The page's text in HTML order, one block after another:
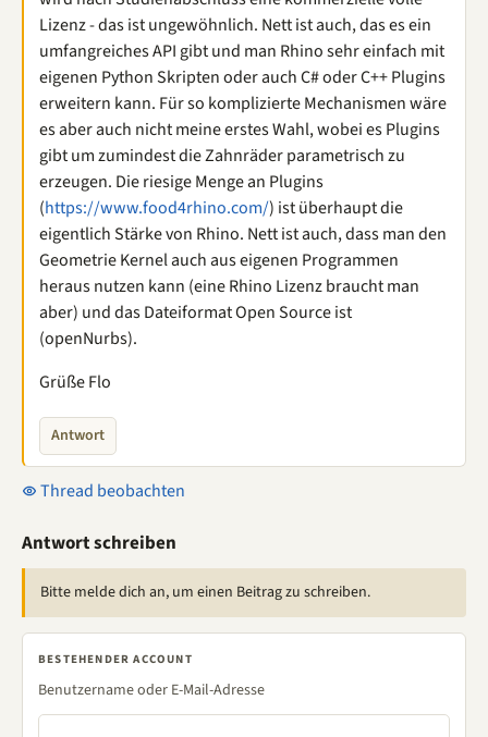
Lizenz - das ist ungewöhnlich. Nett ist auch, das es ein
umfangreiches API gibt und man Rhino sehr einfach mit
eigenen Python Skripten oder auch C# oder C++ Plugins
erweitern kann. Für so komplizierte Mechanismen wäre
es aber auch nicht meine erstes Wahl, wobei es Plugins
gibt um zumindest die Zahnräder parametrisch zu
erzeugen. Die riesige Menge an Plugins
(https://www.food4rhino.com/) ist überhaupt die
eigentlich Stärke von Rhino. Nett ist auch, dass man den
Geometrie Kernel auch aus eigenen Programmen
heraus nutzen kann (eine Rhino Lizenz braucht man
aber) und das Dateiformat Open Source ist
(openNurbs).
Grüße Flo
Antwort
Thread beobachten
Antwort schreiben
Bitte melde dich an, um einen Beitrag zu schreiben.
BESTEHENDER ACCOUNT
Benutzername oder E-Mail-Adresse